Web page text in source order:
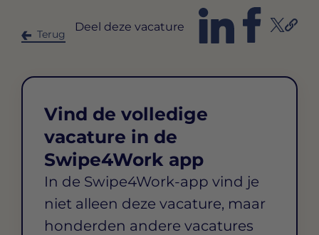
Terug
Deel deze vacature
Vind de volledige
vacature in de
Swipe4Work app
In de Swipe4Work-app vind je
niet alleen deze vacature, maar
honderden andere vacatures